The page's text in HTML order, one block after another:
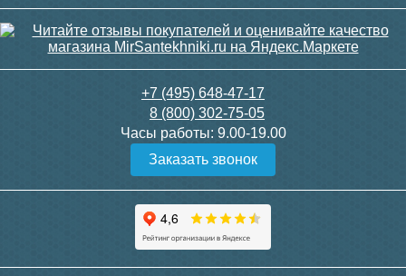
+7 (495) 648-47-17
8 (800) 302-75-05
Часы работы: 9.00-19.00
Заказать звонок